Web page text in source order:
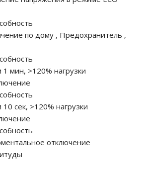
по дому , Предохранитель ,
1 мин, >120% нагрузки
сек, >120% нагрузки
отключение